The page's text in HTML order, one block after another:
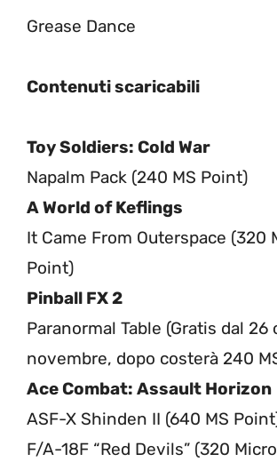
Grease Dance
Contenuti scaricabili
Toy Soldiers: Cold War
Napalm Pack (240 MS Point)
A World of Keflings
It Came From Outerspace (320
Point)
Pinball FX 2
Paranormal Table (Gratis dal 26
novembre, dopo costerà 240
Ace Combat: Assault Horizon
ASF-X Shinden II (640 MS
F/A-18F “Red Devils” (320